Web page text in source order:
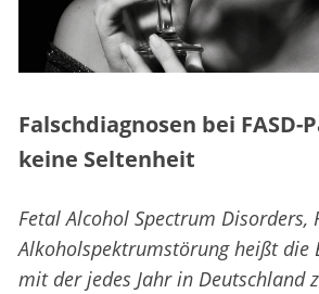
Falschdiagnosen bei FASD-
keine Seltenheit
Fetal Alcohol Spectrum Disorders,
Alkoholspektrumstörung heißt die
mit der jedes Jahr in Deutschland